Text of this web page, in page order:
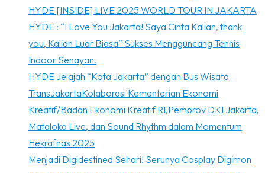
HYDE [INSIDE] LIVE 2025 WORLD TOUR IN JAKARTA
HYDE : “I Love You Jakarta! Saya Cinta Kalian, thank
you, Kalian Luar Biasa” Sukses Mengguncang Tennis
Indoor Senayan.
HYDE Jelajah “Kota Jakarta” dengan Bus Wisata
TransJakartaKolaborasi Kementerian Ekonomi
Kreatif/Badan Ekonomi Kreatif RI,Pemprov DKI Jakarta,
Mataloka Live, dan Sound Rhythm dalam Momentum
Hekrafnas 2025
Menjadi Digidestined Sehari! Serunya Cosplay Digimon